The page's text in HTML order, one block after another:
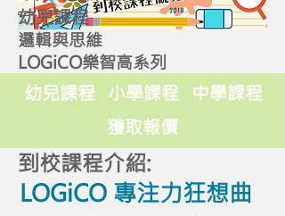
幼兒課程
邏輯與思維
LOGiCO樂智高系列
幼兒課程 小學課程
中學課程
獲取報價
到校課程介紹:
LOGiCO 專注力狂想曲